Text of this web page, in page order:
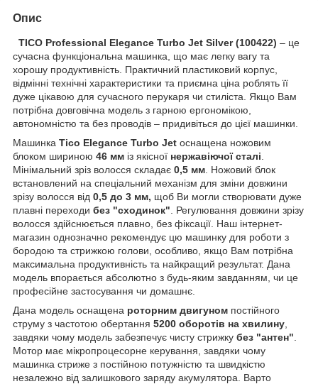
Опис
TICO Professional Elegance Turbo Jet Silver (100422) – це
сучасна функціональна машинка, що має легку вагу та
хорошу продуктивність. Практичний пластиковий корпус,
відмінні технічні характеристики та приємна ціна роблять її
дуже цікавою для сучасного перукаря чи стиліста. Якщо Вам
потрібна довговічна модель з гарною ергономікою,
автономністю та без проводів – придивіться до цієї машинки.
Машинка Tico Elegance Turbo Jet оснащена ножовим
блоком шириною 46 мм із якісної нержавіючої сталі
Мінімальний зріз волосся складає 0,5 мм . Ножовий блок
встановлений на спеціальний механізм для зміни довжини
зрізу волосся від 0,5 до 3 мм, щоб Ви могли створювати дуже
плавні переходи без "сходинок" . Регулювання довжини зрізу
волосся здійснюється плавно, без фіксації. Наш інтернет-
магазин однозначно рекомендує цю машинку для роботи з
бородою та стрижкою голови, особливо, якщо Вам потрібна
максимальна продуктивність та найкращий результат. Дана
модель впорається абсолютно з будь-яким завданням, чи це
професійне застосування чи домашнє.
Дана модель оснащена роторним двигуном постійного
струму з частотою обертання 5200 оборотів на хвилину
завдяки чому модель забезпечує чисту стрижку без "антен"
Мотор має мікропроцесорне керування, завдяки чому
машинка стриже з постійною потужністю та швидкістю
незалежно від залишкового заряду акумулятора. Варто